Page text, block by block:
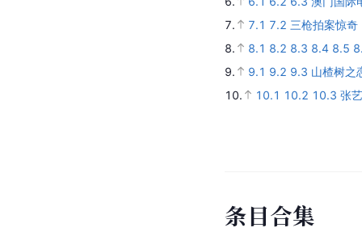
7.
7.1 7.2 三枪拍案惊
8.
8.1 8.2 8.3 8.4 8.5
9.
9.1 9.2 9.3 山楂树
10.
10.1 10.2 10.3 张
条目合集